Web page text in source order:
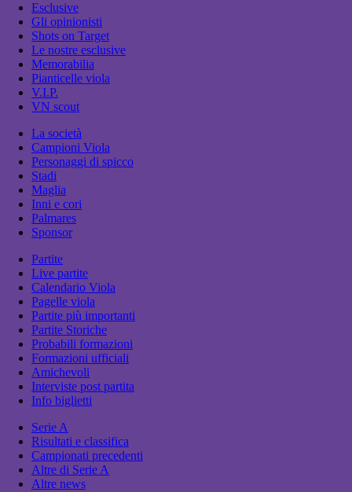
Esclusive
Gli opinionisti
Shots on Target
Le nostre esclusive
Memorabilia
Pianticelle viola
V.I.P.
VN scout
La società
Campioni Viola
Personaggi di spicco
Stadi
Maglia
Inni e cori
Palmares
Sponsor
Partite
Live partite
Calendario Viola
Pagelle viola
Partite più importanti
Partite Storiche
Probabili formazioni
Formazioni ufficiali
Amichevoli
Interviste post partita
Info biglietti
Serie A
Risultati e classifica
Campionati precedenti
Altre di Serie A
Altre news